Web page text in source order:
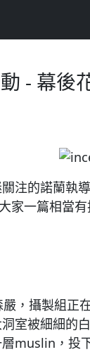
- 幕後
注的諾蘭執
家一篇相當
，攝製組正
室被細細的
muslin，投